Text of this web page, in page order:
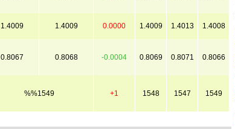
1.4009 1.4009 0.0000 1.4009 1.4013 1.4008
0.8067 0.8068 -0.0004 0.8069 0.8071 0.8066
%%1549 +1 1548 1547 1549